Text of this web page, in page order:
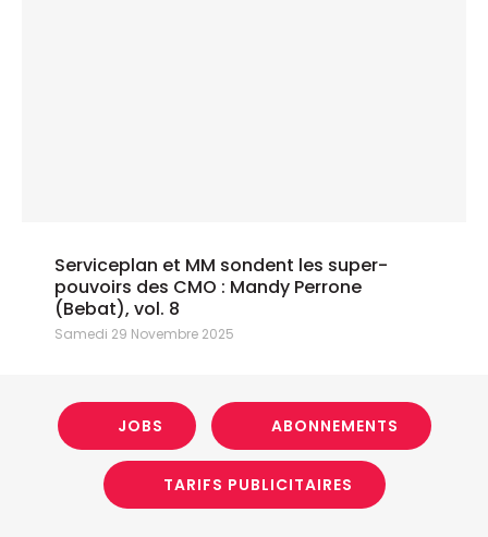
Serviceplan et MM sondent les super-
pouvoirs des CMO : Mandy Perrone
(Bebat), vol. 8
Samedi 29 Novembre 2025
JOBS ABONNEMENTS
TARIFS PUBLICITAIRES